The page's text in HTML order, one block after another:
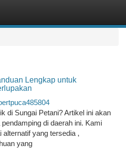
Lengkap untuk
di Sungai Petani? Artikel ini akan
di daerah ini. Kami
yang tersedia ,
yang